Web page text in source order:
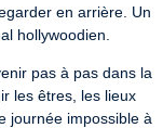
en arrière. Un
hollywoodien.
pas à pas dans la
les êtres, les lieux
journée impossible à